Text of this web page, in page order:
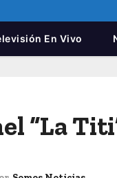
En Vivo
“La